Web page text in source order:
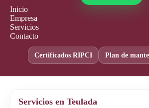
Inicio
Empresa
Servicios
Contacto
Certificados RIPCI Plan de
Servicios en Teulada